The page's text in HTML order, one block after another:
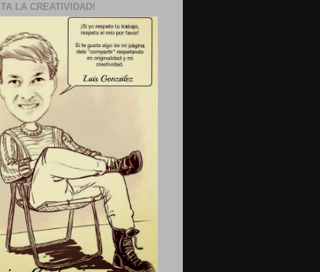
LA CREATIVIDAD!